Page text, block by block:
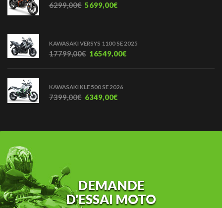
6299,00€ 5699,00€
KAWASAKI VERSYS 1100 SE 2025
17799,00€ 16549,00€
KAWASAKI KLE 500 SE 2026
7399,00€ 6349,00€
DEMANDE
D'ESSAI MOTO